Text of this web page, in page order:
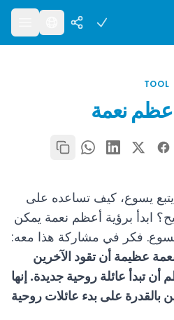
TOOL
نعمة
يسوع، كيف تساعده على
ابدأ برؤية أعظم نعمة يمكن
ليسوع. فكر في مشاركة هذا معه:
عظيمة أن تقود الآخرين
أن تبدأ عائلة روحية جديدة. إنها
بالقدرة على بدء عائلات روحية